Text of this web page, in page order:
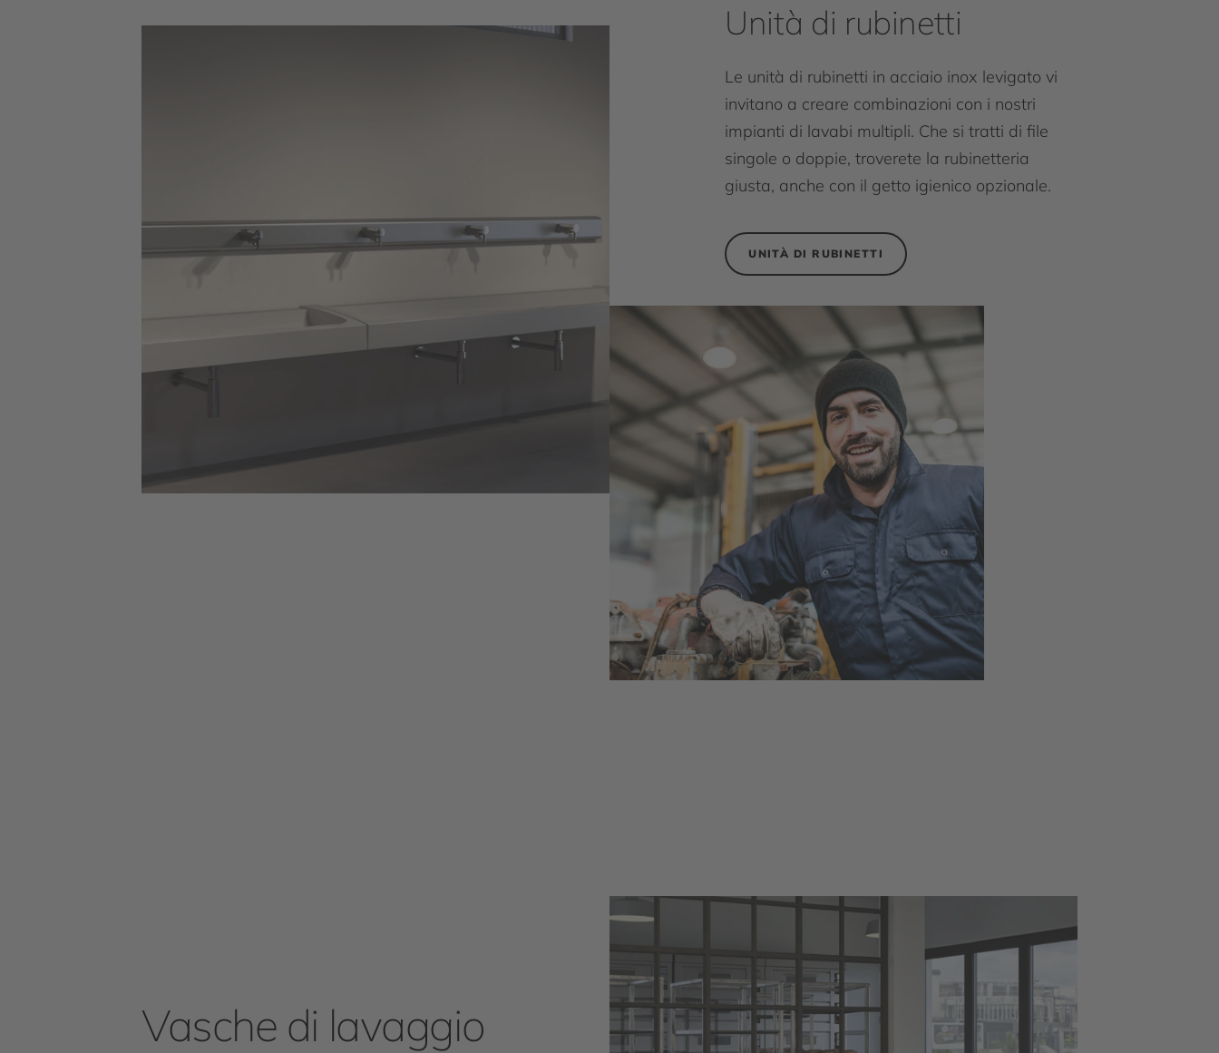
Unità di rubinetti
Le unità di rubinetti in acciaio inox levigato vi
invitano a creare combinazioni con i nostri
impianti di lavabi multipli. Che si tratti di file
singole o doppie, troverete la rubinetteria
giusta, anche con il getto igienico opzionale.
UNITÀ DI RUBINETTI
Vasche di lavaggio